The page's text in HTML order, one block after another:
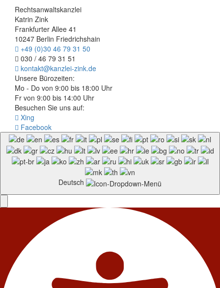
Rechtsanwaltskanzlei
Katrin Zink
Frankfurter Allee 41
10247 Berlin Friedrichshain
+49 (0)30 46 79 31 50
030 / 46 79 31 51
kontakt@kanzlei-zink.de
Unsere Bürozeiten:
Mo - Do von 9:00 bis 18:00 Uhr
Fr von 9:00 bis 14:00 Uhr
Besuchen Sie uns auf:
Xing
Facebook
Deutsch